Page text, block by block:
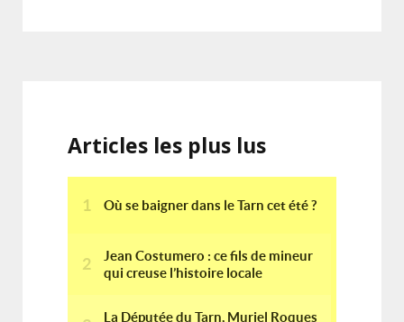
Articles les plus lus